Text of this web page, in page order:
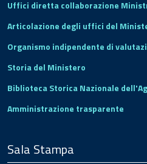
Uffici diretta collaborazione
Articolazione degli uffici del
Organismo indipendente di
Storia del Ministero
Biblioteca Storica Nazionale
Amministrazione trasparente
Sala Stampa